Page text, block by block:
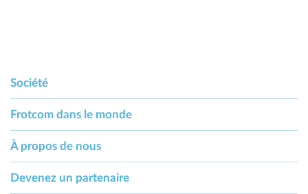
Société
Frotcom dans le monde
À propos de nous
Devenez un partenaire